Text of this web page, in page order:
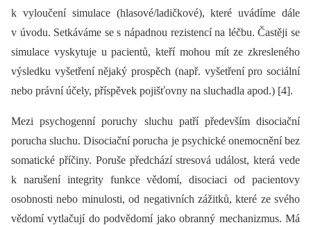
k vyloučení simulace (hlasové/ladičkové), které uvádíme dále
v úvodu. Setkáváme se s nápadnou rezistencí na léčbu. Častěji se
simulace vyskytuje u pacientů, kteří mohou mít ze zkresleného
výsledku vyšetření nějaký prospěch (např. vyšetření pro sociální
nebo právní účely, příspěvek pojišťovny na sluchadla apod.) [4].
Mezi psychogenní poruchy sluchu patří především disociační
porucha sluchu. Disociační porucha je psychické onemocnění bez
somatické příčiny. Poruše předchází stresová událost, která vede
k narušení integrity funkce vědomí, disociaci od pacientovy
osobnosti nebo minulosti, od negativních zážitků, které ze svého
vědomí vytlačují do podvědomí jako obranný mechanizmus. Má